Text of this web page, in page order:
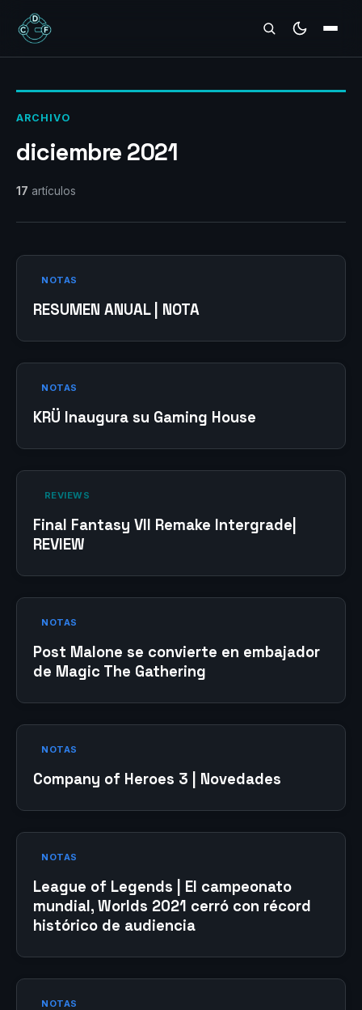
REVIEWS
ARCHIVO
diciembre 2021
17 artículos
NOTAS
RESUMEN ANUAL | NOTA
NOTAS
KRÜ Inaugura su Gaming House
‎ REVIEWS‎
Final Fantasy VII Remake Intergrade|
REVIEW
NOTAS
Post Malone se convierte en embajador
de Magic The Gathering
NOTAS
Company of Heroes 3 | Novedades
NOTAS
League of Legends | El campeonato
mundial, Worlds 2021 cerró con récord
histórico de audiencia
NOTAS